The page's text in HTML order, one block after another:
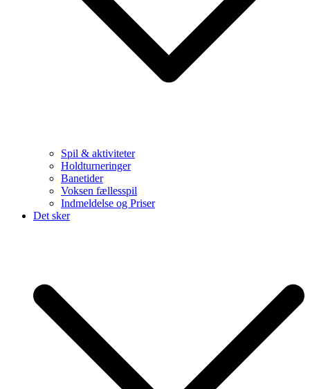
Spil & aktiviteter
Holdturneringer
Banetider
Voksen fællesspil
Indmeldelse og Priser
Det sker